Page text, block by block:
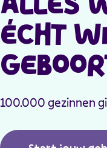
ÉCHT
100.000 gezinnen